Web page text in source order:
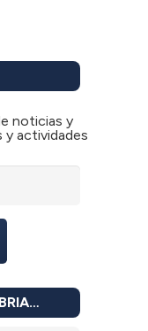
noticias y
actividades